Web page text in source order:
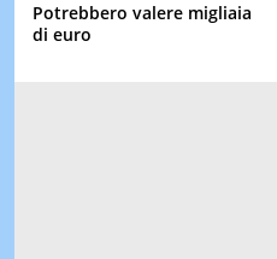
Potrebbero valere migliaia
di euro